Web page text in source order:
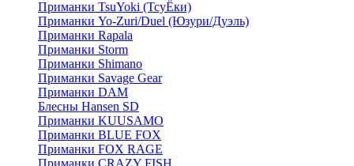
Приманки TsuYoki (ТсуЁки)
Приманки Yo-Zuri/Duel (Юзури/Дуэль)
Приманки Rapala
Приманки Storm
Приманки Shimano
Приманки Savage Gear
Приманки DAM
Блесны Hansen SD
Приманки KUUSAMO
Приманки BLUE FOX
Приманки FOX RAGE
Приманки CRAZY FISH